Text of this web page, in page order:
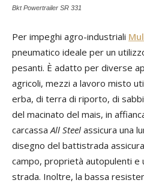
Bkt Powertrailer SR 331
Per impeghi agro-industriali
pneumatico ideale per un
pesanti. È adatto per diverse
agricoli, mezzi a lavoro misto
erba, di terra di riporto, di
del macinato del mais, in
carcassa All Steel assicura una
disegno del battistrada
campo, proprietà autopulenti e
strada. Inoltre, la bassa